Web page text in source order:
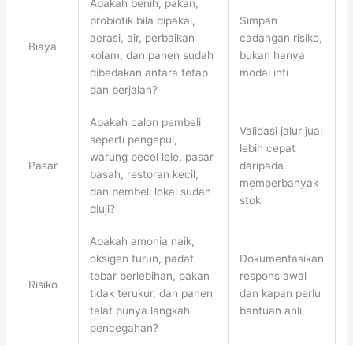
Biaya
Apakah benih, pakan,
probiotik bila dipakai,
aerasi, air, perbaikan
kolam, dan panen sudah
dibedakan antara tetap
dan berjalan?
Simpan
cadangan risiko,
bukan hanya
modal inti
Pasar
Apakah calon pembeli
seperti pengepul,
warung pecel lele, pasar
basah, restoran kecil,
dan pembeli lokal sudah
diuji?
Validasi jalur jual
lebih cepat
daripada
memperbanyak
stok
Risiko
Apakah amonia naik,
oksigen turun, padat
tebar berlebihan, pakan
tidak terukur, dan panen
telat punya langkah
pencegahan?
Dokumentasikan
respons awal
dan kapan perlu
bantuan ahli